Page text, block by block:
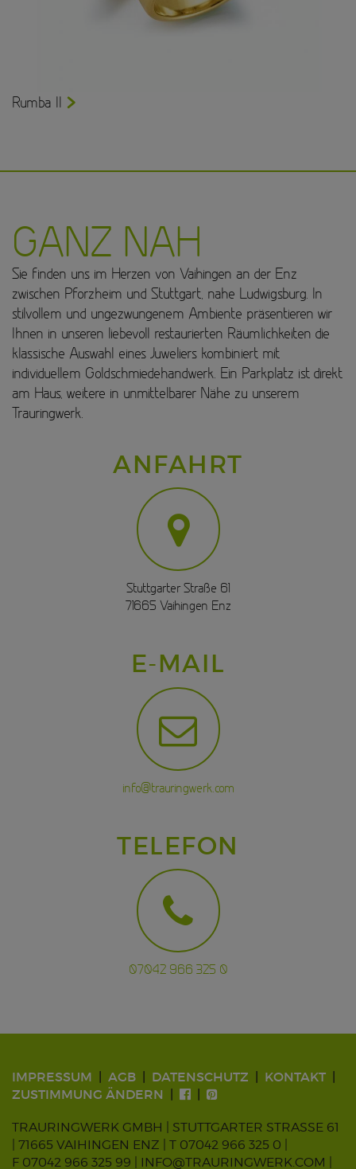
Rumba II
GANZ NAH
Sie finden uns im Herzen von Vaihingen an der Enz
zwischen Pforzheim und Stuttgart, nahe Ludwigsburg. In
stilvollem und ungezwungenem Ambiente präsentieren wir
Ihnen in unseren liebevoll restaurierten Räumlichkeiten die
klassische Auswahl eines Juweliers kombiniert mit
individuellem Goldschmiedehandwerk. Ein Parkplatz ist direkt
am Haus, weitere in unmittelbarer Nähe zu unserem
Trauringwerk.
ANFAHRT
Stuttgarter Straße 61
71665 Vaihingen Enz
E-MAIL
info@trauringwerk.com
TELEFON
07042 966 325 0
IMPRESSUM AGB DATENSCHUTZ
KONTAKT
ZUSTIMMUNG ÄNDERN
TRAURINGWERK GMBH | STUTTGARTER STRASSE 61
| 71665 VAIHINGEN ENZ |
T 07042 966 325 0
F 07042 966 325 99 | INFO@TRAURINGWERK.COM